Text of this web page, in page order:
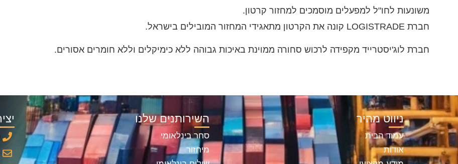
משונעות לחו"ל למפעלים מוסמכים למחזור קרטון.
חברת LOGISTRADE קונה את הקרטון מתאגידי המחזור המובילים בישראל.
חברת לוג'יסטרייד מקפידה לרכוש סחורה ממוינת באיכות גבוהה ללא כימיקלים וללא חומרים אסורים.
ניווט מהיר
עמוד הבית
אודות
השירותנים שלנו
סחר בינלאומי
מיחזור